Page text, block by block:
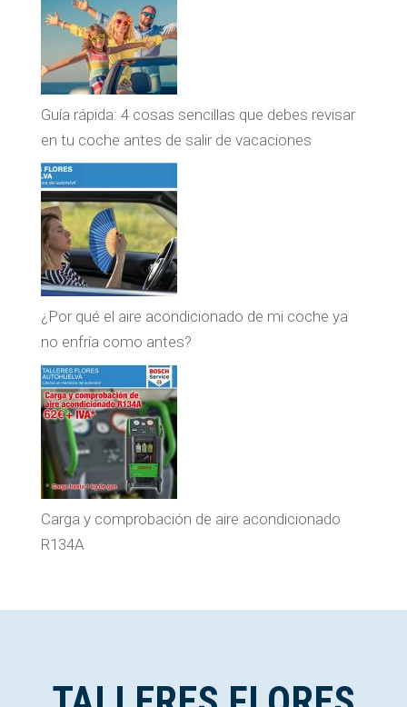
Guía rápida: 4 cosas sencillas que debes revisar
en tu coche antes de salir de vacaciones
¿Por qué el aire acondicionado de mi coche ya
no enfría como antes?
Carga y comprobación de aire acondicionado
R134A